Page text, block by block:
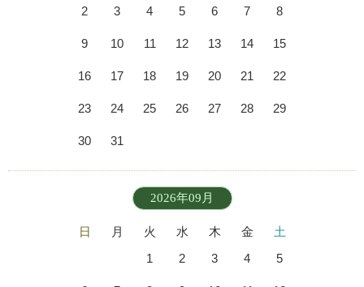
2 3 4 5 6 7 8
9 10 11 12 13 14 15
16 17 18 19 20 21 22
23 24 25 26 27 28 29
30 31
2026年09月
日 月 火 水 木 金
土
1
2 3 4 5